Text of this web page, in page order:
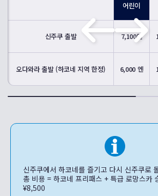
어린이
신주쿠 출발 7,100엔
오다와라 출발 (하코네 지역 한정) 6,000 엔
신주쿠에서 하코네를 즐기고 다시 신주쿠로
총 비용 = 하코네 프리패스 + 특급 로망스카
¥8,500